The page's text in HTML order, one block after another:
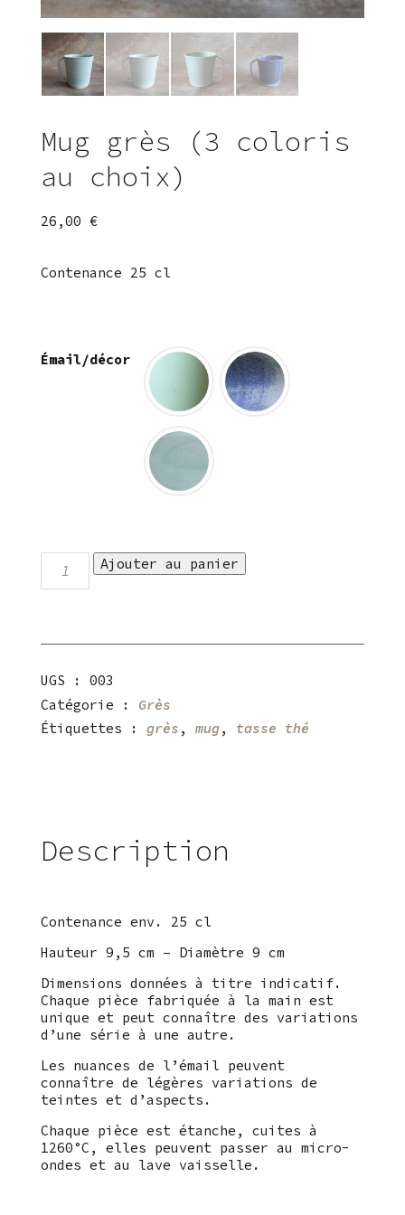
Mug grès (3 coloris
au choix)
26,00 €
Contenance 25 cl
Émail/décor
quantité
Mug
coloris
choix)
Ajouter au panier
UGS : 003
Catégorie : Grès
Étiquettes : grès , mug, tasse thé
Description
Contenance env. 25 cl
Hauteur 9,5 cm – Diamètre 9 cm
Dimensions données à titre indicatif.
Chaque pièce fabriquée à la main est
unique et peut connaître des variations
d’une série à une autre.
Les nuances de l’émail peuvent
connaître de légères variations de
teintes et d’aspects.
Chaque pièce est étanche, cuites à
1260°C, elles peuvent passer au micro-
ondes et au lave vaisselle.